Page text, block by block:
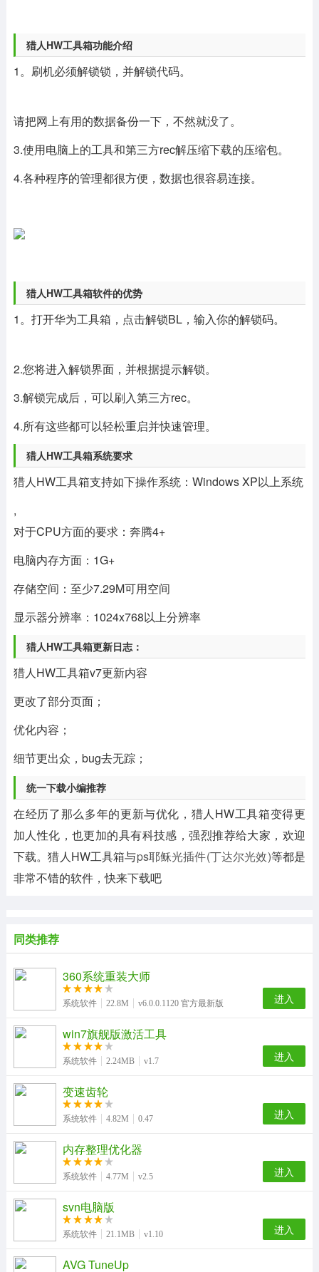
猎人HW工具箱功能介绍
1。刷机必须解锁锁，并解锁代码。
请把网上有用的数据备份一下，不然就没了。
3.使用电脑上的工具和第三方rec解压缩下载的压缩包。
4.各种程序的管理都很方便，数据也很容易连接。
猎人HW工具箱软件的优势
1。打开华为工具箱，点击解锁BL，输入你的解锁码。
2.您将进入解锁界面，并根据提示解锁。
3.解锁完成后，可以刷入第三方rec。
4.所有这些都可以轻松重启并快速管理。
猎人HW工具箱系统要求
猎人HW工具箱支持如下操作系统：Windows XP以上系统
,
对于CPU方面的要求：奔腾4+
电脑内存方面：1G+
存储空间：至少7.29M可用空间
显示器分辨率：1024x768以上分辨率
猎人HW工具箱更新日志：
猎人HW工具箱v7更新内容
更改了部分页面；
优化内容；
细节更出众，bug去无踪；
统一下载小编推荐
在经历了那么多年的更新与优化，猎人HW工具箱变得更
加人性化，也更加的具有科技感，强烈推荐给大家，欢迎
下载。猎人HW工具箱与ps耶稣光插件(丁达尔光效)等都是
非常不错的软件，快来下载吧
同类推荐
360系统重装大师
系统软件 22.8M v6.0.0.1120 官方最新版 进入
win7旗舰版激活工具
系统软件 2.24MB v1.7 进入
变速齿轮
系统软件 4.82M 0.47 进入
内存整理优化器
系统软件 4.77M v2.5 进入
svn电脑版
系统软件 21.1MB v1.10 进入
AVG TuneUp